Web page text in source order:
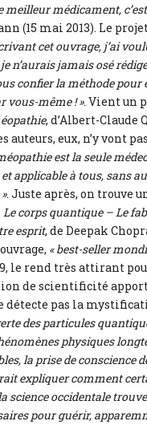
meilleur médicament,
(15 mai 2013). Le
cet ouvrage, j’ai
n’aurais jamais osé
confier la méthode pour
vous-même ! ». Vient un
, d’Albert-Claude
auteurs, eux, n’y vont
est la seule
applicable à tous, sans
. Juste après, on trouve
Le corps quantique – Le
esprit, de Deepak
« best-seller
le rend très attirant
de scientificité
détecte pas la
des particules
physiques
la prise de conscience
expliquer comment
science occidentale
pour guérir,